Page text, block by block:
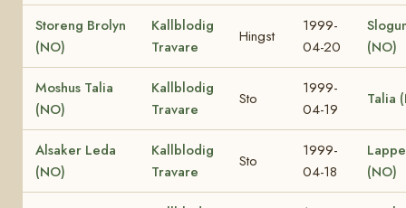
Storeng Brolyn
(NO)
Kallblodig
Travare
Hingst
1999-
04-20
(NO)
Moshus Talia
(NO)
Kallblodig
Travare
Sto
1999-
04-19
Talia
Alsaker Leda
(NO)
Kallblodig
Travare
Sto
1999-
04-18
(NO)